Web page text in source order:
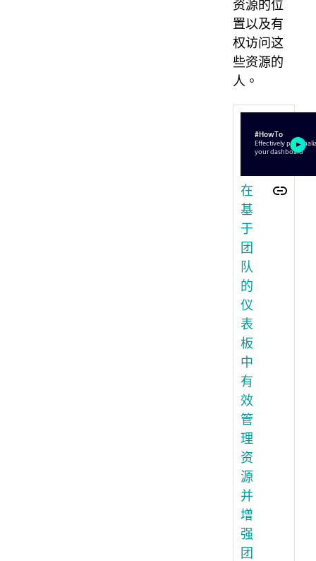
资源的位
置以及有
权访问这
些资源的
人。
在
基
于
团
队
的
仪
表
板
中
有
效
管
理
资
源
并
增
强
团